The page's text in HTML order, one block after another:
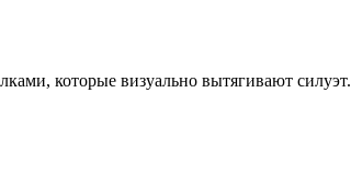
которые визуально вытягивают силуэт.